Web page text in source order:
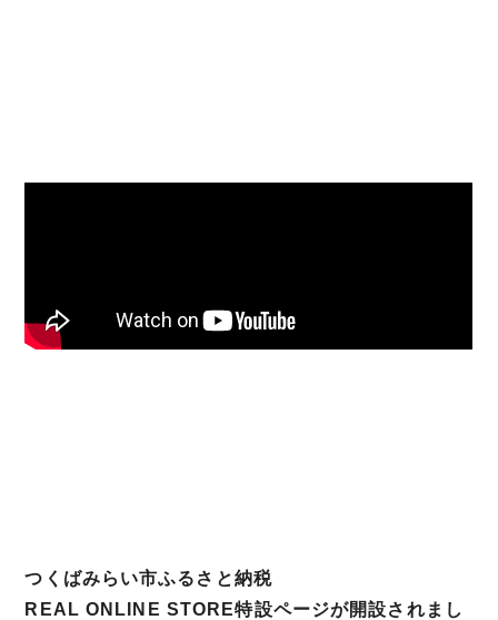
つくばみらい市ふるさと納税
REAL ONLINE STORE特設ページが開設されまし